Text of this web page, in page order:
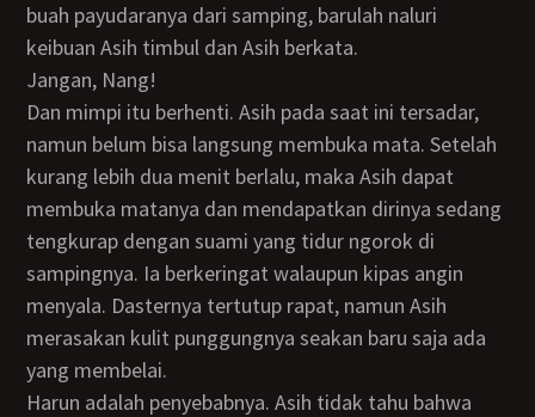
buah payudaranya dari samping, barulah naluri
keibuan Asih timbul dan Asih berkata.
Jangan, Nang!
Dan mimpi itu berhenti. Asih pada saat ini tersadar,
namun belum bisa langsung membuka mata. Setelah
kurang lebih dua menit berlalu, maka Asih dapat
membuka matanya dan mendapatkan dirinya sedang
tengkurap dengan suami yang tidur ngorok di
sampingnya. Ia berkeringat walaupun kipas angin
menyala. Dasternya tertutup rapat, namun Asih
merasakan kulit punggungnya seakan baru saja ada
yang membelai.
Harun adalah penyebabnya. Asih tidak tahu bahwa